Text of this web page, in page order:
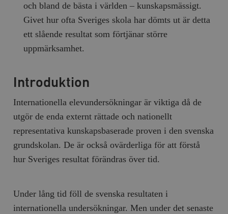
och bland de bästa i världen – kunskapsmässigt.
Givet hur ofta Sveriges skola har dömts ut är detta
ett slående resultat som förtjänar större
uppmärksamhet.
Introduktion
Internationella elevundersökningar är viktiga då de
utgör de enda externt rättade och nationellt
representativa kunskapsbaserade proven i den svenska
grundskolan. De är också ovärderliga för att förstå
hur Sveriges resultat förändras över tid.
Under lång tid föll de svenska resultaten i
internationella undersökningar. Men under det senaste